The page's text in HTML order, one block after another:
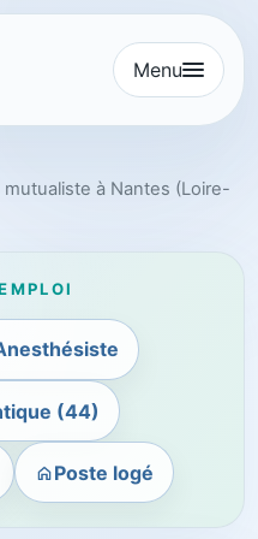
Menu
à Nantes (Loire-
(44)
Poste logé